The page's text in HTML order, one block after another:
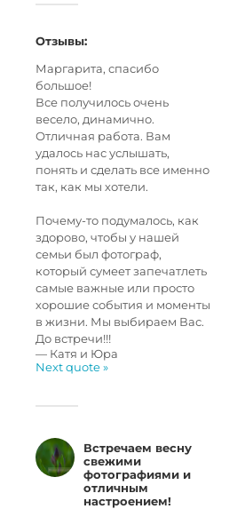
Отзывы:
Маргарита, спасибо
большое!
Все получилось очень
весело, динамично.
Отличная работа. Вам
удалось нас услышать,
понять и сделать все именно
так, как мы хотели.
Почему-то подумалось, как
здорово, чтобы у нашей
семьи был фотограф,
который сумеет запечатлеть
самые важные или просто
хорошие события и моменты
в жизни. Мы выбираем Вас.
До встречи!!!
— Катя и Юра
Next quote »
Встречаем весну
свежими
фотографиями и
отличным
настроением!